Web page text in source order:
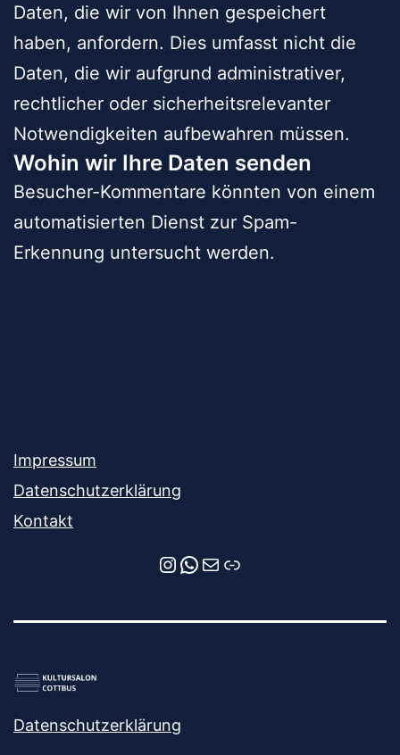
Daten, die wir von Ihnen gespeichert
haben, anfordern. Dies umfasst nicht die
Daten, die wir aufgrund administrativer,
rechtlicher oder sicherheitsrelevanter
Notwendigkeiten aufbewahren müssen.
Wohin wir Ihre Daten senden
Besucher-Kommentare könnten von einem
automatisierten Dienst zur Spam-
Erkennung untersucht werden.
Impressum
Datenschutzerklärung
Kontakt
Instagram
WhatsApp
E-MailNewsletter-Anmeldung
Datenschutzerklärung